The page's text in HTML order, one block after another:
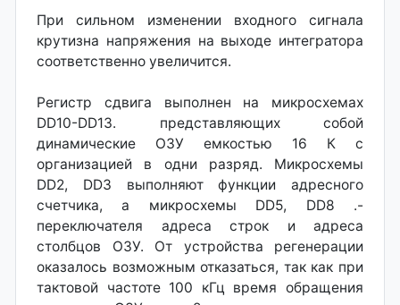
При сильном изменении входного сигнала
крутизна напряжения на выходе интегратора
соответственно увеличится.
Регистр сдвига выполнен на микросхемах
DD10-DD13. представляющих собой
динамические ОЗУ емкостью 16 К с
организацией в одни разряд. Микросхемы
DD2, DD3 выполняют функции адресного
счетчика, а микросхемы DD5, DD8 .-
переключателя адреса строк и адреса
столбцов ОЗУ. От устройства регенерации
оказалось возможным отказаться, так как при
тактовой частоте 100 кГц время обращения